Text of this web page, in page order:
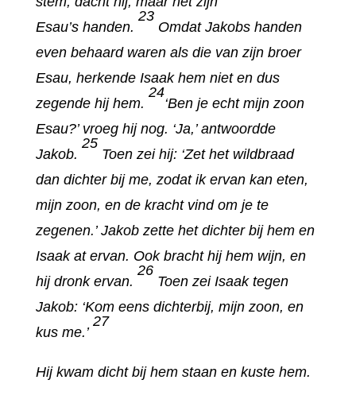
Esau’s handen.
23
Omdat Jakobs handen
even behaard waren als die van zijn broer
Esau, herkende Isaak hem niet en dus
zegende hij hem.
24
‘Ben je echt mijn zoon
Esau?’ vroeg hij nog. ‘Ja,’ antwoordde
Jakob.
25
Toen zei hij: ‘Zet het wildbraad
dan dichter bij me, zodat ik ervan kan eten,
mijn zoon, en de kracht vind om je te
zegenen.’ Jakob zette het dichter bij hem en
Isaak at ervan. Ook bracht hij hem wijn, en
hij dronk ervan.
26
Toen zei Isaak tegen
Jakob: ‘Kom eens dichterbij, mijn zoon, en
kus me.’
27
Hij kwam dicht bij hem staan en kuste hem.